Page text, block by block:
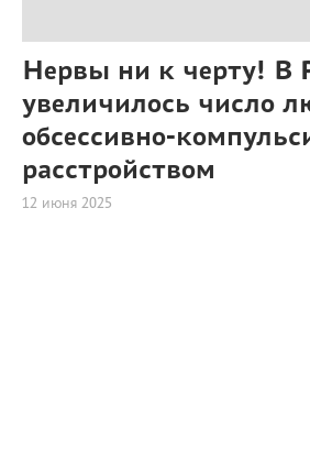
Нервы ни к черту! В
увеличилось число
обсессивно-
расстройством
12 июня 2025